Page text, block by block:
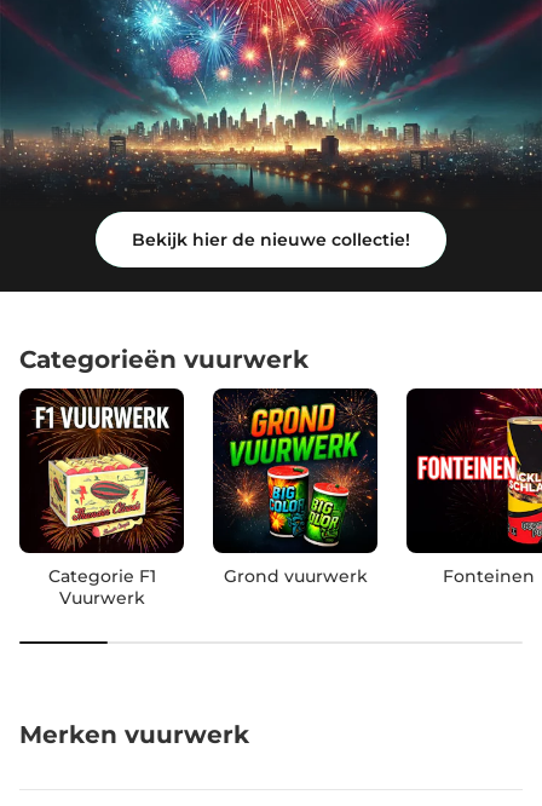
Bekijk hier de nieuwe collectie!
Categorieën vuurwerk
Categorie F1
Vuurwerk
Grond vuurwerk Fonteinen
Merken vuurwerk